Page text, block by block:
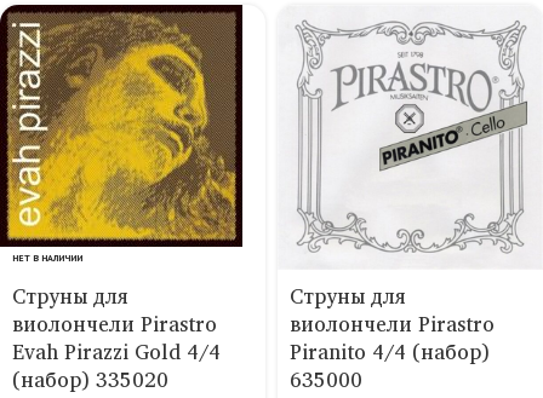
НЕТ В НАЛИЧИИ
Струны для
виолончели Pirastro
Evah Pirazzi Gold 4/4
(набор) 335020
Струны для
виолончели Pirastro
Piranito 4/4 (набор)
635000